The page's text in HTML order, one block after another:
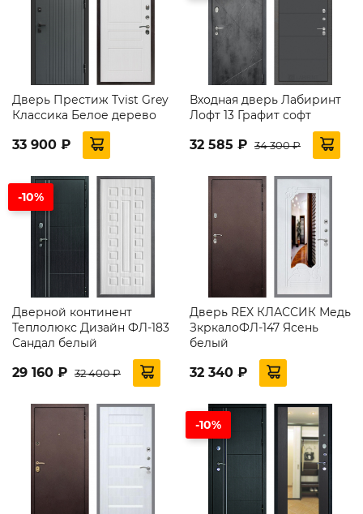
Дверь Престиж Tvist Grey
Классика Белое дерево
33 900 ₽
Входная дверь Лабиринт
Лофт 13 Графит софт
32 585 ₽ 34 300 ₽
-10%
Дверной континент
Теплолюкс Дизайн ФЛ-183
Сандал белый
29 160 ₽ 32 400 ₽
Дверь REX КЛАССИК Медь
ЗкркалоФЛ-147 Ясень
белый
32 340 ₽
-10%